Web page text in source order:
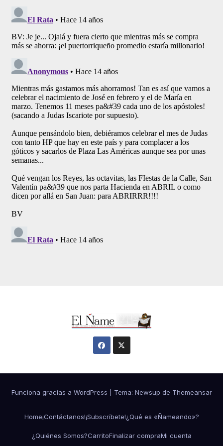
Funciona gracias a WordPress Tema: Newsup de Themeansar
Home¡Contáctanos!¡Subscríbete!¿Qué es «Ñameando»?
¿Quiénes Somos?CarritoFinalizar compraMi cuenta